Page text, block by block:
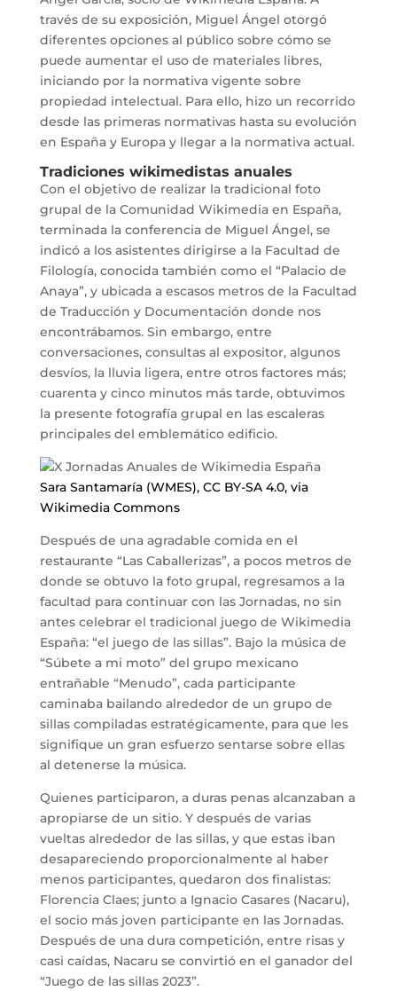
través de su exposición, Miguel Ángel otorgó
diferentes opciones al público sobre cómo se
puede aumentar el uso de materiales libres,
iniciando por la normativa vigente sobre
propiedad intelectual. Para ello, hizo un recorrido
desde las primeras normativas hasta su evolución
en España y Europa y llegar a la normativa actual.
Tradiciones wikimedistas anuales
Con el objetivo de realizar la tradicional foto
grupal de la Comunidad Wikimedia en España,
terminada la conferencia de Miguel Ángel, se
indicó a los asistentes dirigirse a la Facultad de
Filología, conocida también como el “Palacio de
Anaya”, y ubicada a escasos metros de la Facultad
de Traducción y Documentación donde nos
encontrábamos. Sin embargo, entre
conversaciones, consultas al expositor, algunos
desvíos, la lluvia ligera, entre otros factores más;
cuarenta y cinco minutos más tarde, obtuvimos
la presente fotografía grupal en las escaleras
principales del emblemático edificio.
Sara Santamaría (WMES), CC BY-SA 4.0, via
Wikimedia Commons
Después de una agradable comida en el
restaurante “Las Caballerizas”, a pocos metros de
donde se obtuvo la foto grupal, regresamos a la
facultad para continuar con las Jornadas, no sin
antes celebrar el tradicional juego de Wikimedia
España: “el juego de las sillas”. Bajo la música de
“Súbete a mi moto” del grupo mexicano
entrañable “Menudo”, cada participante
caminaba bailando alrededor de un grupo de
sillas compiladas estratégicamente, para que les
signifique un gran esfuerzo sentarse sobre ellas
al detenerse la música.
Quienes participaron, a duras penas alcanzaban a
apropiarse de un sitio. Y después de varias
vueltas alrededor de las sillas, y que estas iban
desapareciendo proporcionalmente al haber
menos participantes, quedaron dos finalistas:
Florencia Claes; junto a Ignacio Casares (Nacaru),
el socio más joven participante en las Jornadas.
Después de una dura competición, entre risas y
casi caídas, Nacaru se convirtió en el ganador del
“Juego de las sillas 2023”.